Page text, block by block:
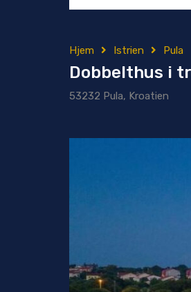
Hjem Istrien Pula
Dobbelthus i
53232 Pula, Kroatien